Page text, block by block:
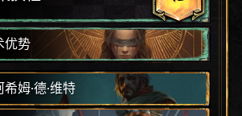
优势
希姆·德·维特